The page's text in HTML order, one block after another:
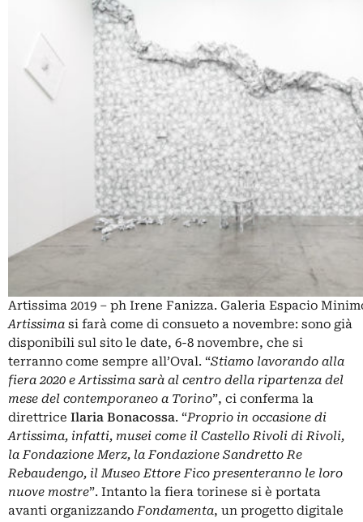
Artissima 2019 – ph Irene Fanizza. Galeria Espacio
Artissima si farà come di consueto a novembre: sono già
disponibili sul sito le date, 6-8 novembre, che si
terranno come sempre all’Oval. “Stiamo lavorando alla
fiera 2020 e Artissima sarà al centro della ripartenza del
mese del contemporaneo a Torino”, ci conferma la
direttrice Ilaria Bonacossa. “Proprio in occasione di
Artissima, infatti, musei come il Castello Rivoli di Rivoli,
la Fondazione Merz, la Fondazione Sandretto Re
Rebaudengo, il Museo Ettore Fico presenteranno le loro
nuove mostre”. Intanto la fiera torinese si è portata
avanti organizzandoFondamenta, un progetto digitale